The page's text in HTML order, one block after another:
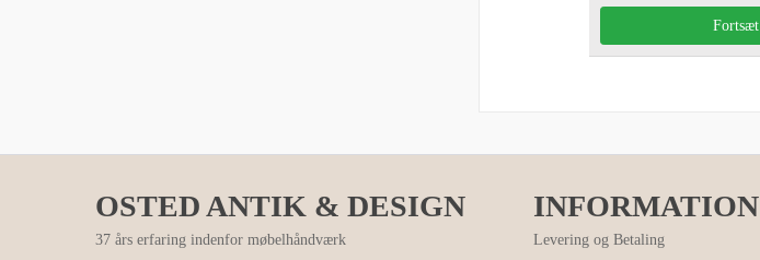
OSTED ANTIK & DESIGN
37 års erfaring indenfor møbelhåndværk
INFORMATION
Levering og Betaling